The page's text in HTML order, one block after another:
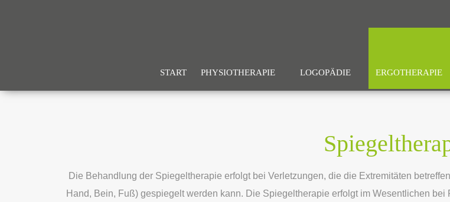
START PHYSIOTHERAPIE LOGOPÄDIE ERGOTHERAPIE
Die Behandlung der Spiegeltherapie erfolgt bei Verletzungen, die die Extremitäten
Hand, Bein, Fuß) gespiegelt werden kann. Die Spiegeltherapie erfolgt im Wesentlichen